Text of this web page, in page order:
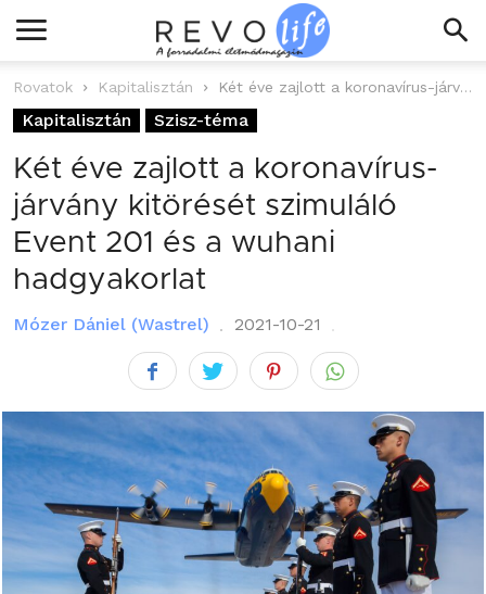
Rovatok Kapitalisztán Két éve zajlott a koronavírus-járvány kitörését szimuláló Event 201 és a wuhani...
Kapitalisztán Szisz-téma
Két éve zajlott a koronavírus-
járvány kitörését szimuláló
Event 201 és a wuhani
hadgyakorlat
Mózer Dániel (Wastrel) 2021-10-21